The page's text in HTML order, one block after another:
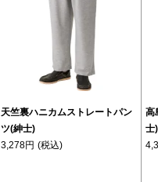
天竺裏ハニカムストレートパン
ツ(紳士)
3,278円 (税込)
高
士)